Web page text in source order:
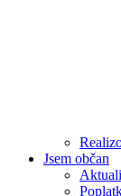
Jsem občan